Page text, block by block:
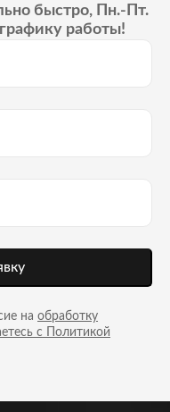
быстро, Пн.-Пт.
работы!
на обработку
с Политикой